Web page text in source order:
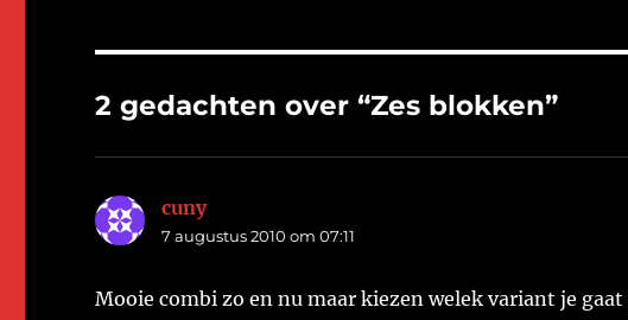
2 gedachten over “Zes blokken”
cunyschreef:
7 augustus 2010 om 07:11
Mooie combi zo en nu maar kiezen welek variant je